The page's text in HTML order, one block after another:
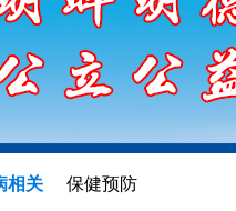
相关 保健预防